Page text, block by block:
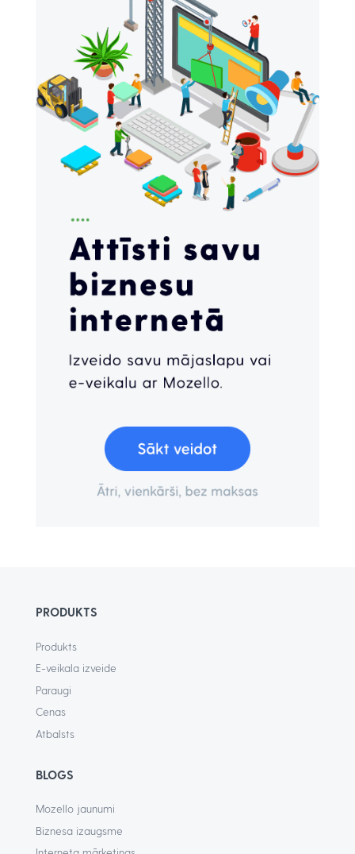
PRODUKTS
Produkts
E-veikala izveide
Paraugi
Cenas
Atbalsts
BLOGS
Mozello jaunumi
Biznesa izaugsme